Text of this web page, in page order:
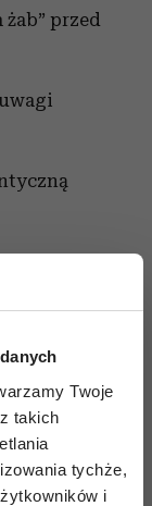
Twoje
takich
tychże,
i
żab” przed
dla nas